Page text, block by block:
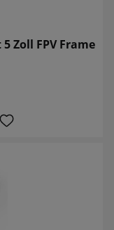
Zoll FPV Frame